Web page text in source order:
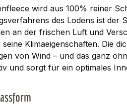
wird aus 100% reiner
des Lodens ist der
an der frischen Luft und
seine Klimaeigenschaften. Die
von Wind – und das ganz
und sorgt für ein optimales